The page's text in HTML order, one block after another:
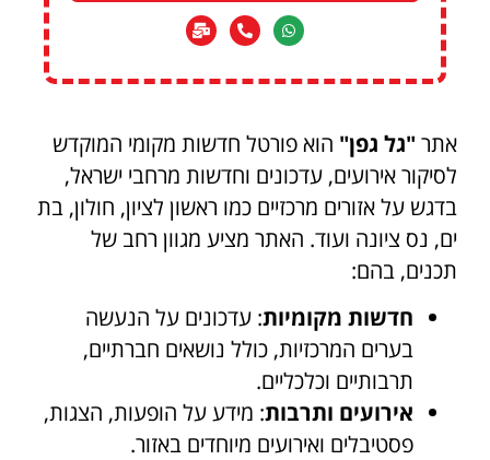
אתר "גל גפן" הוא פורטל חדשות מקומי המוקדש
לסיקור אירועים, עדכונים וחדשות מרחבי ישראל,
בדגש על אזורים מרכזיים כמו ראשון לציון, חולון, בת
ים, נס ציונה ועוד. האתר מציע מגוון רחב של
תכנים, בהם:
חדשות מקומיות: עדכונים על הנעשה
בערים המרכזיות, כולל נושאים חברתיים,
תרבותיים וכלכליים.
אירועים ותרבות: מידע על הופעות, הצגות,
פסטיבלים ואירועים מיוחדים באזור.